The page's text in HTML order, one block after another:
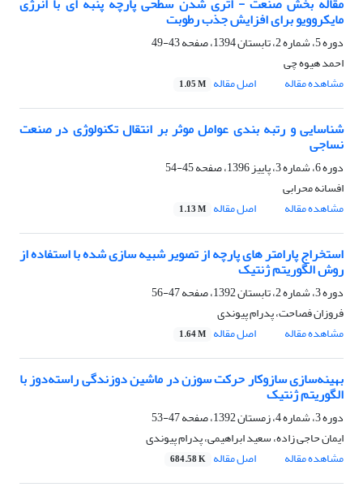
مایکروویو برای افزایش جذب رطوبت
دوره 5، شماره 2، تابستان 1394، صفحه
43-49
احمد هیوه چی
مشاهده مقاله
اصل مقاله 1.05 M
شناسایی و رتبه بندی عوامل موثر بر انتقال تکنولوژی در صنعت
نساجی
دوره 6، شماره 3، پاییز 1396، صفحه
45-54
افسانه محرابی
مشاهده مقاله
اصل مقاله 1.13 M
استخراج پارامتر های پارچه از تصویر شبیه سازی شده با استفاده از
روش الگوریتم ژنتیک
دوره 3، شماره 2، تابستان 1392، صفحه
47-56
فروزان فصاحت، پدرام پیوندی
مشاهده مقاله
اصل مقاله 1.64 M
بهینه‌سازی سازوکار حرکت سوزن در ماشین دوزندگی راسته‌دوز با
الگوریتم ژنتیک
دوره 3، شماره 4، زمستان 1392، صفحه
47-53
ایمان حاجی زاده، سعید ابراهیمی، پدرام پیوندی
مشاهده مقاله
اصل مقاله 684.58 K